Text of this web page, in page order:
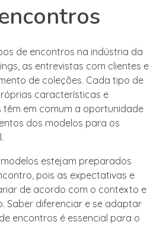
de encontros na indústria da
as entrevistas com clientes e
de coleções. Cada tipo de
características e
têm em comum a oportunidade
dos modelos para os
estejam preparados
pois as expectativas e
de acordo com o contexto e
Saber diferenciar e se adaptar
encontros é essencial para o